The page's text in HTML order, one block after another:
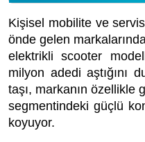
Kişisel mobilite ve
önde gelen
elektrikli scooter
milyon adedi aştığını
taşı, markanın özellikle
segmentindeki güçlü
koyuyor.